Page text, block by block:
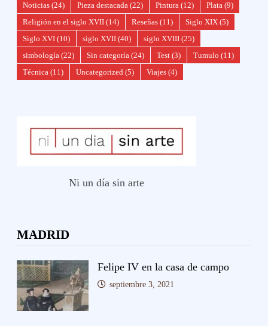
Noticias (24) Pieza destacada (22) Pintura (12) Plata (9)
Religión en el siglo XVII (14) Reseñas (11) Siglo XIX (5)
Siglo XVI (10) siglo XVII (40) siglo XVIII (25)
simbología (22) Sin categoría (24) Test (3) Tumulo (11)
Técnica (11) Uncategorized (5) Viajes (4)
Ni un día sin arte
MADRID
Felipe IV en la casa de campo
septiembre 3, 2021